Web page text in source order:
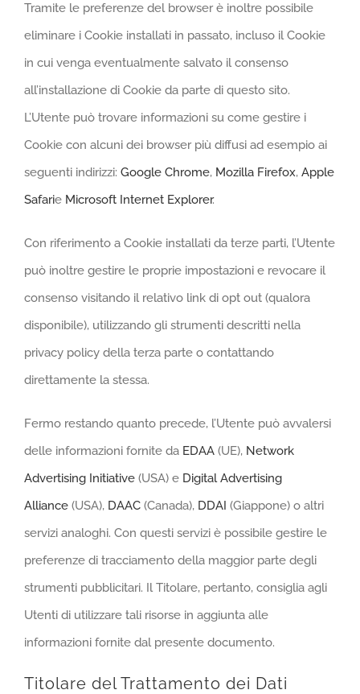
Tramite le preferenze del browser è inoltre possibile
eliminare i Cookie installati in passato, incluso il Cookie
in cui venga eventualmente salvato il consenso
all’installazione di Cookie da parte di questo sito.
L’Utente può trovare informazioni su come gestire i
Cookie con alcuni dei browser più diffusi ad esempio ai
seguenti indirizzi: Google Chrome, Mozilla Firefox, Apple
Safarie Microsoft Internet Explorer.
Con riferimento a Cookie installati da terze parti, l’Utente
può inoltre gestire le proprie impostazioni e revocare il
consenso visitando il relativo link di opt out (qualora
disponibile), utilizzando gli strumenti descritti nella
privacy policy della terza parte o contattando
direttamente la stessa.
Fermo restando quanto precede, l’Utente può avvalersi
delle informazioni fornite da EDAA (UE), Network
Advertising Initiative (USA) e Digital Advertising
Alliance (USA), DAAC (Canada), DDAI (Giappone) o altri
servizi analoghi. Con questi servizi è possibile gestire le
preferenze di tracciamento della maggior parte degli
strumenti pubblicitari. Il Titolare, pertanto, consiglia agli
Utenti di utilizzare tali risorse in aggiunta alle
informazioni fornite dal presente documento.
Titolare del Trattamento dei Dati